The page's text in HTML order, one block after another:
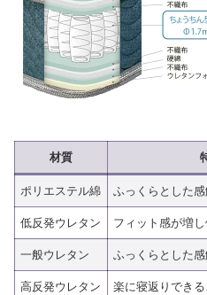
材質
ポリエステル綿 ふっくらとした
低反発ウレタン フィット感が増
一般ウレタン ふっくらとした
高反発ウレタン 楽に寝返りでき